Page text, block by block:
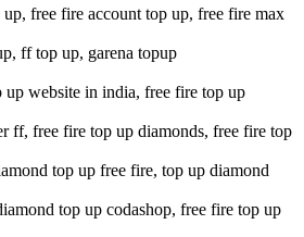
free fire account top up, free fire max
ff top up, garena topup
up website in india, free fire top up
ff, free fire top up diamonds, free fire top
top up free fire, top up diamond
top up codashop, free fire top up